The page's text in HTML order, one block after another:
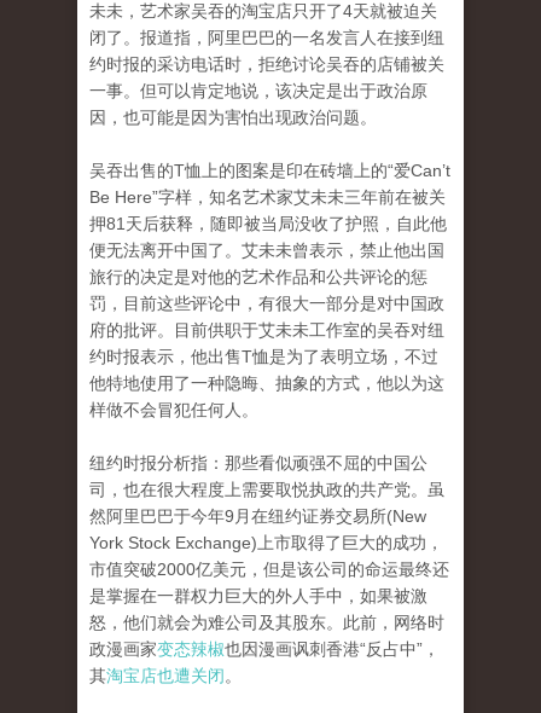
未未，艺术家吴吞的淘宝店只开了4天就被迫关
闭了。报道指，阿里巴巴的一名发言人在接到纽
约时报的采访电话时，拒绝讨论吴吞的店铺被关
一事。但可以肯定地说，该决定是出于政治原
因，也可能是因为害怕出现政治问题。
吴吞出售的T恤上的图案是印在砖墙上的“爱Can’t
Be Here”字样，知名艺术家艾未未三年前在被关
押81天后获释，随即被当局没收了护照，自此他
便无法离开中国了。艾未未曾表示，禁止他出国
旅行的决定是对他的艺术作品和公共评论的惩
罚，目前这些评论中，有很大一部分是对中国政
府的批评。目前供职于艾未未工作室的吴吞对纽
约时报表示，他出售T恤是为了表明立场，不过
他特地使用了一种隐晦、抽象的方式，他以为这
样做不会冒犯任何人。
纽约时报分析指：那些看似顽强不屈的中国公
司，也在很大程度上需要取悦执政的共产党。虽
然阿里巴巴于今年9月在纽约证券交易所(New
York Stock Exchange)上市取得了巨大的成功，
市值突破2000亿美元，但是该公司的命运最终还
是掌握在一群权力巨大的外人手中，如果被激
怒，他们就会为难公司及其股东。此前，网络时
政漫画家变态辣椒也因漫画讽刺香港“反占中”，
其淘宝店也遭关闭。